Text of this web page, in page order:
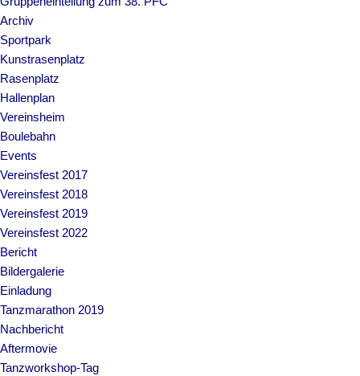
Archiv
Sportpark
Kunstrasenplatz
Rasenplatz
Hallenplan
Vereinsheim
Boulebahn
Events
Vereinsfest 2017
Vereinsfest 2018
Vereinsfest 2019
Vereinsfest 2022
Bericht
Bildergalerie
Einladung
Tanzmarathon 2019
Nachbericht
Aftermovie
Tanzworkshop-Tag